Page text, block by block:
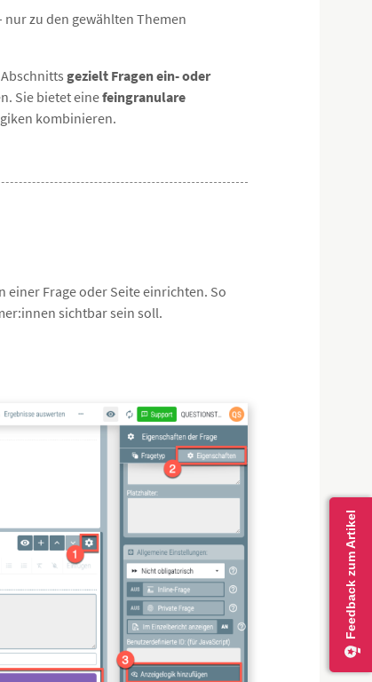
zu den gewählten Themen
Abschnittsgezielt Fragen ein- oder
Sie bietet einefeingranulare
kombinieren.
einer Frage oder Seite einrichten. So
sichtbar sein soll.